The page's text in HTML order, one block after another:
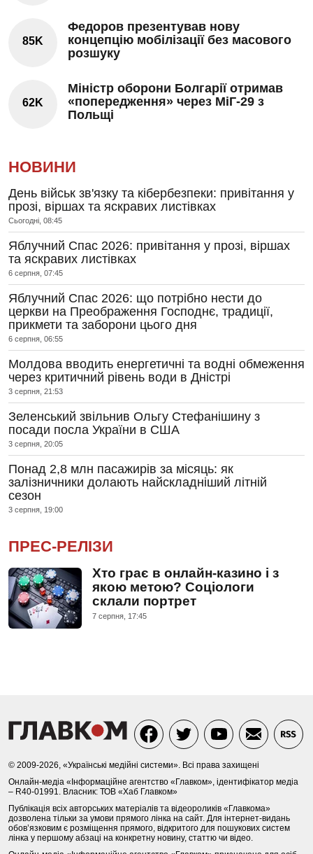
85K
Федоров презентував нову
концепцію мобілізації без масового
розшуку
62K
Міністр оборони Болгарії отримав
«попередження» через МіГ-29 з
Польщі
НОВИНИ
День військ зв'язку та кібербезпеки: привітання у
прозі, віршах та яскравих листівках
Сьогодні, 08:45
Яблучний Спас 2026: привітання у прозі, віршах
та яскравих листівках
6 серпня, 07:45
Яблучний Спас 2026: що потрібно нести до
церкви на Преображення Господнє, традиції,
прикмети та заборони цього дня
6 серпня, 06:55
Молдова вводить енергетичні та водні обмеження
через критичний рівень води в Дністрі
3 серпня, 21:53
Зеленський звільнив Ольгу Стефанішину з
посади посла України в США
3 серпня, 20:05
Понад 2,8 млн пасажирів за місяць: як
залізничники долають найскладніший літній
сезон
3 серпня, 19:00
ПРЕС-РЕЛІЗИ
Хто грає в онлайн-казино і з
якою метою? Соціологи
склали портрет
7 серпня, 17:45
© 2009-2026, «Українські медійні системи». Всі права захищені
Онлайн-медіа «Інформаційне агентство «Главком», ідентифікатор медіа
– R40-01991. Власник: ТОВ «Хаб Главком»
Публікація всіх авторських матеріалів та відеороликів «Главкома»
дозволена тільки за умови прямого лінка на сайт. Для інтернет-видань
обов’язковим є розміщення прямого, відкритого для пошукових систем
лінка у першому абзаці на конкретну новину, статтю чи відео.